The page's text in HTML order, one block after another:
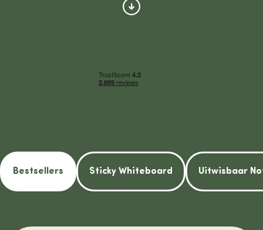
Bestsellers Sticky Whiteboard Uitwisbaar